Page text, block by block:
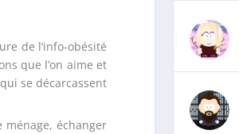
de l’info-obésité
que l’on aime et
se décarcassent
échanger